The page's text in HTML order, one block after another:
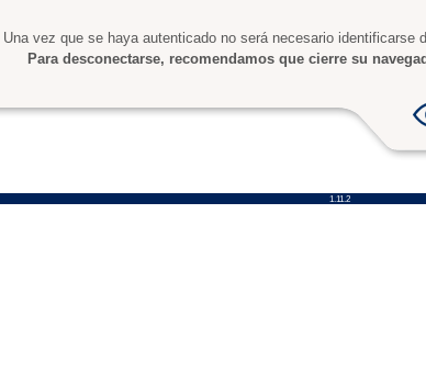
Una vez que se haya autenticado no será necesario identificarse
Para desconectarse, recomendamos que cierre su
1.11.2